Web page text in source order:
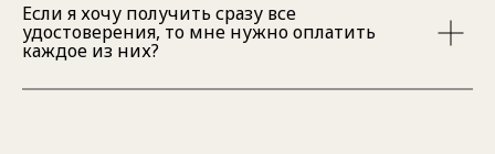
Если я хочу получить сразу все
удостоверения, то мне нужно оплатить
каждое из них?